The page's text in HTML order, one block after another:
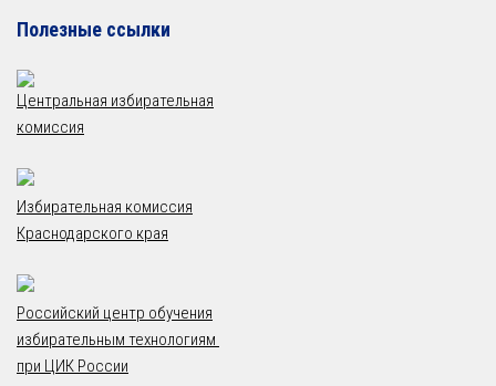
Полезные ссылки
Центральная избирательная
комиссия
Избирательная комиссия
Краснодарского края
Российский центр обучения
избирательным технологиям
при ЦИК России